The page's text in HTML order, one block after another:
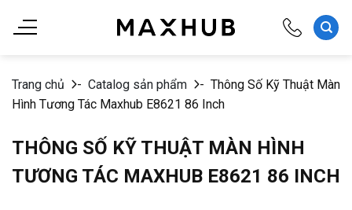
đến
Trang chủ
- Catalog sản phẩm - Thông Số Kỹ Thuật Màn
Hình Tương Tác Maxhub E8621 86 Inch
THÔNG SỐ KỸ THUẬT MÀN HÌNH
TƯƠNG TÁC MAXHUB E8621 86 INCH